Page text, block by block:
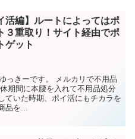
活編】ルートによってはポ
３重取り！サイト経由でポ
ゲット
っきーです。 メルカリで不用品
期間に本腰を入れて不用品処分
ていた時期、ポイ活にもチカラを
品を...